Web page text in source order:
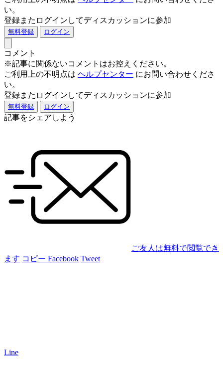
い。
登録またログインしてディスカッションに参加
無料登録 ログイン
コメント
※記事に関係ないコメントはお控えください。
ご利用上の不明点は ヘルプセンター にお問い合わせくださ
い。
登録またログインしてディスカッションに参加
無料登録 ログイン
記事をシェアしよう
ご友人は無料で閲覧でき
ます コピー Facebook Tweet
Line